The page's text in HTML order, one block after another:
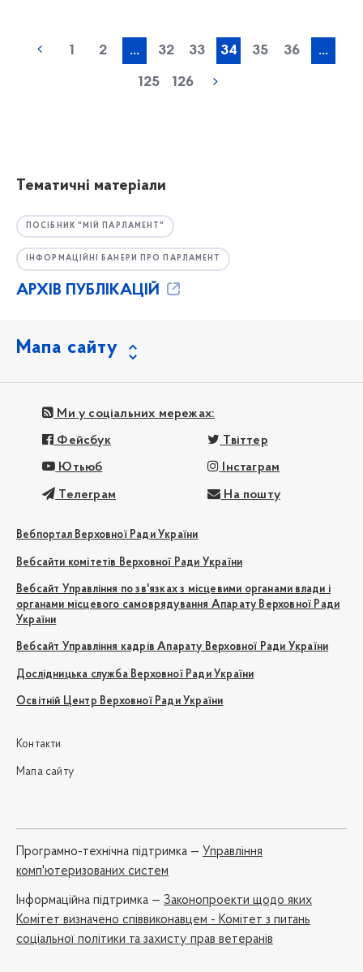
1 2 ... 32 33 34 35 36 ...
125 126
Тематичні матеріали
ПОСІБНИК "МІЙ ПАРЛАМЕНТ"
ІНФОРМАЦІЙНІ БАНЕРИ ПРО ПАРЛАМЕНТ
АРХІВ ПУБЛІКАЦІЙ
Мапа сайту
Ми у соціальних мережах:
Фейсбук Твіттер
Ютьюб Інстаграм
Телеграм На пошту
Вебпортал Верховної Ради України
Вебсайти комітетів Верховної Ради України
Вебсайт Управління по зв'язках з місцевими органами влади і
органами місцевого самоврядування Апарату Верховної Ради
України
Вебсайт Управління кадрів Апарату Верховної Ради України
Дослідницька служба Верховної Ради України
Освітній Центр Верховної Ради України
Контакти
Мапа сайту
Програмно-технічна підтримка — Управління
комп'ютеризованих систем
Iнформаційна підтримка — Законопроекти щодо яких
Комітет визначено співвиконавцем - Комітет з питань
соціальної політики та захисту прав ветеранів